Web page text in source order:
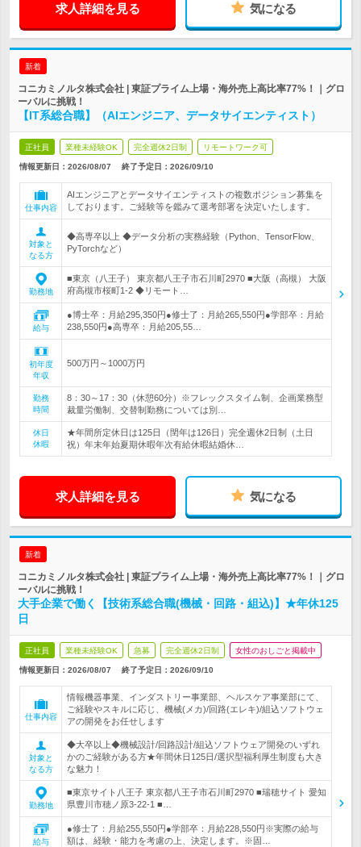
求人詳細を見る 気になる
新着
コニカミノルタ株式会社 | 東証プライム上場・海外売上高比率77%！｜グロ
ーバルに挑戦！
【IT系総合職】（AIエンジニア、データサイエンティスト）
正社員 業種未経験OK 完全週休2日制 リモートワーク可
情報更新日：2026/08/07 終了予定日： 2026/09/10
仕事内容
AIエンジニアとデータサイエンティストの複数ポジション募集を
しております。ご経験等を鑑みて選考部署を決定いたします。
対象と
なる方
◆高専卒以上 ◆データ分析の実務経験（Python、TensorFlow、
PyTorchなど）
勤務地
■東京（八王子） 東京都八王子市石川町2970 ■大阪（高槻） 大阪
府高槻市桜町1-2 ◆リモート…
給与
●博士卒：月給295,350円●修士了：月給265,550円●学部卒：月給
238,550円●高専卒：月給205,55…
初年度
年収
500万円～1000万円
勤務
時間
8：30～17：30（休憩60分）※フレックスタイム制、企画業務型
裁量労働制、交替制勤務については別…
休日
休暇
★年間所定休日は125日（閏年は126日）完全週休2日制（土日
祝）年末年始夏期休暇年次有給休暇結婚休…
求人詳細を見る 気になる
新着
コニカミノルタ株式会社 | 東証プライム上場・海外売上高比率77%！｜グロ
ーバルに挑戦！
大手企業で働く【技術系総合職(機械・回路・組込)】★年休125
日
正社員 業種未経験OK 急募 完全週休2日制 女性のおしごと掲載中
情報更新日：2026/08/07 終了予定日： 2026/09/10
仕事内容
情報機器事業、インダストリー事業部、ヘルスケア事業部にて、
ご経験やスキルに応じ、機械(メカ)/回路(エレキ)/組込ソフトウェ
アの開発をお任せします
対象と
なる方
◆大卒以上◆機械設計/回路設計/組込ソフトウェア開発のいずれ
かのご経験がある方★年間休日125日/選択型福利厚生制度も大き
な魅力！
勤務地
■東京サイト八王子 東京都八王子市石川町2970 ■瑞穂サイト 愛知
県豊川市穂ノ原3-22-1 ■…
給与
●修士了：月給255,550円●学部卒：月給228,550円※実際の給与
額は、経験・能力を考慮の上、決定します。※固…